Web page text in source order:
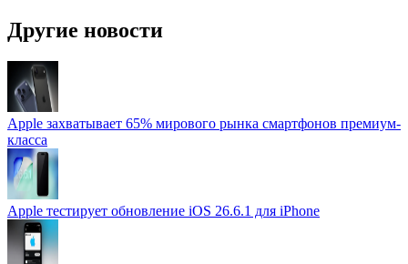
Другие новости
Apple захватывает 65% мирового рынка смартфонов премиум-
класса
Apple тестирует обновление iOS 26.6.1 для iPhone